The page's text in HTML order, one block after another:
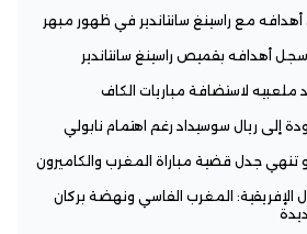
أهدافه مع راسينغ سانتاندير في ظهور مبهر
سجل أهدافه بقميص راسينغ سانتاندير
ملعبيه لاستضافة مباريات الكاف
إلى ريال سوسيداد رغم اهتمام نابولي
تنهي جدل قضية مباراة المغرب والكاميرون
الإفريقية: المغرب الفاسي ونهضة بركان